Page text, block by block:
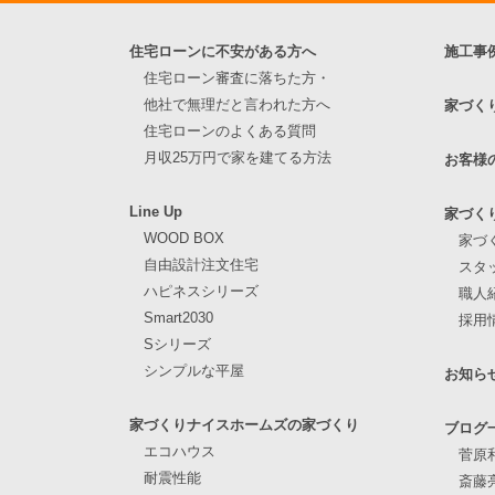
住宅ローンに不安がある方へ
住宅ローン審査に落ちた方・
他社で無理だと言われた方へ
住宅ローンのよくある質問
月収25万円で家を建てる方法
Line Up
WOOD BOX
自由設計注文住宅
ハピネスシリーズ
Smart2030
Sシリーズ
シンプルな平屋
家づくりナイスホームズの家づくり
エコハウス
耐震性能
施工事
家づく
お客様
家づく
家づ
スタ
職人
採用
お知ら
ブログ
菅原
斎藤